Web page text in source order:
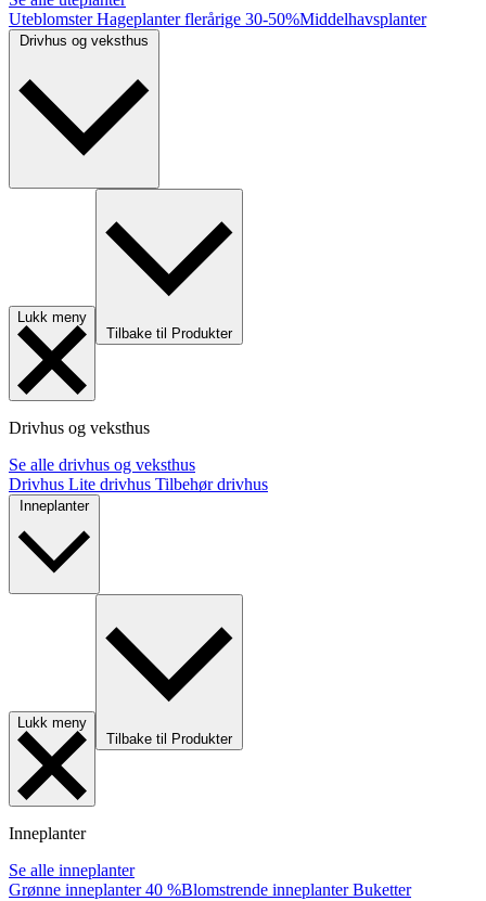
UteblomsterHageplanter flerårige 30-50%Middelhavsplanter
Lukk meny
Tilbake til Produkter
Drivhus og veksthus
Se alle drivhus og veksthus
Drivhus Lite drivhus Tilbehør drivhus
Inneplanter
Lukk meny
Tilbake til Produkter
Inneplanter
Se alle inneplanter
Grønne inneplanter40 %Blomstrende inneplanterBuketter